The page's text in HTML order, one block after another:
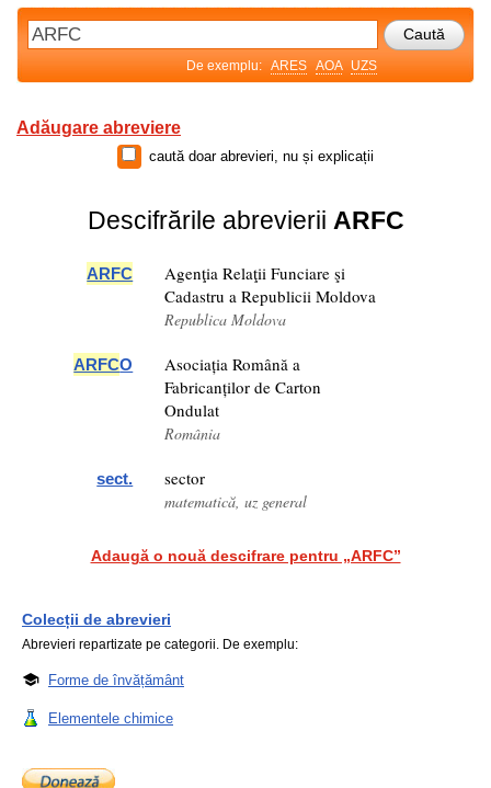
De exemplu: ARES AOA UZS
Adăugare abreviere
caută doar abrevieri, nu și explicații
Descifrările abrevierii ARFC
ARFC
Agenţia Relaţii Funciare şi
Cadastru a Republicii Moldova
Republica Moldova
ARFCO
Asociația Română a
Fabricanților de Carton
Ondulat
România
sect. sector
matematică, uz general
Adaugă o nouă descifrare pentru „ARFC”
Colecții de abrevieri
Abrevieri repartizate pe categorii. De exemplu:
Forme de învățământ
Elementele chimice